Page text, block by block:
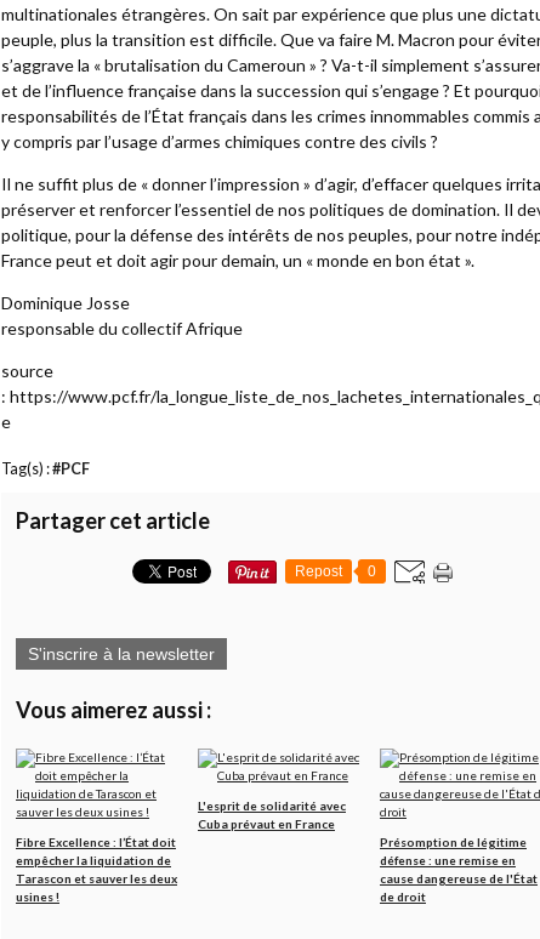
multinationales étrangères. On sait par expérience que plus une
peuple, plus la transition est difficile. Que va faire M. Macron pour
s’aggrave la « brutalisation du Cameroun » ? Va-t-il simplement
et de l’influence française dans la succession qui s’engage ? Et
responsabilités de l’État français dans les crimes innommables commis
y compris par l’usage d’armes chimiques contre des civils ?
Il ne suffit plus de « donner l’impression » d’agir, d’effacer quelques
préserver et renforcer l’essentiel de nos politiques de domination. Il
politique, pour la défense des intérêts de nos peuples, pour notre
France peut et doit agir pour demain, un « monde en bon état ».
Dominique Josse
responsable du collectif Afrique
source
: https://www.pcf.fr/
e
Tag(s) :#PCF
Partager cet article
Repost 0
S'inscrire à la newsletter
Vous aimerez aussi :
Fibre Excellence : l’État doit
empêcher la liquidation de
Tarascon et sauver les deux
usines !
L'esprit de solidarité avec
Cuba prévaut en France
Présomption de légitime
défense : une remise en
cause dangereuse de l'État
de droit